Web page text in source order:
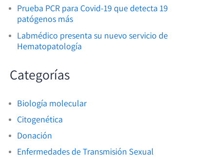
Prueba PCR para Covid-19 que detecta 19
patógenos más
Labmédico presenta su nuevo servicio de
Hematopatología
Categorías
Biología molecular
Citogenética
Donación
Enfermedades de Transmisión Sexual